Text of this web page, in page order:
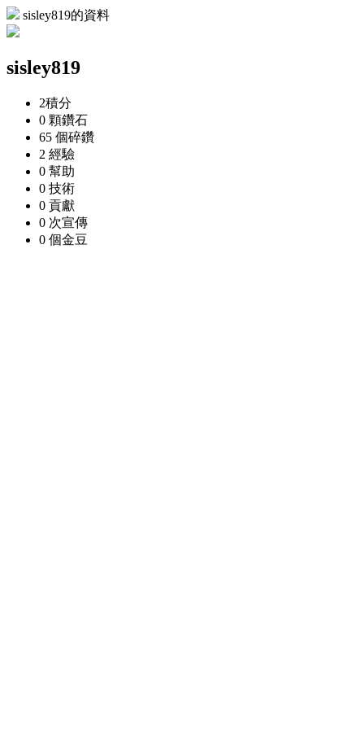
sisley819的資料
sisley819
2積分
0 顆鑽石
65 個碎鑽
2 經驗
0 幫助
0 技術
0 貢獻
0 次宣傳
0 個金豆